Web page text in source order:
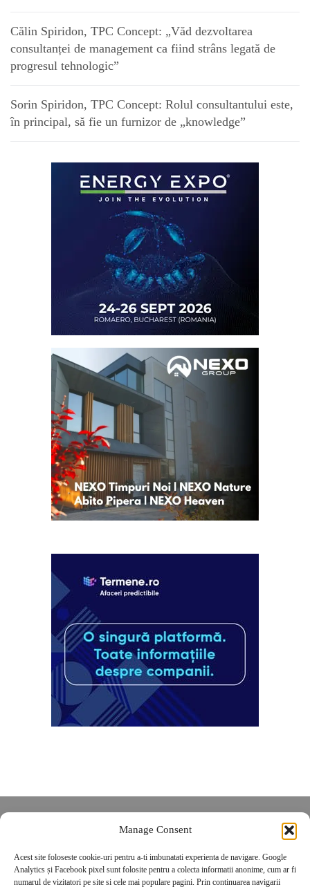
Manage Consent
Acest site foloseste cookie-uri pentru a-ti imbunatati experienta de navigare. Google
Analytics și Facebook pixel sunt folosite pentru a colecta informatii anonime, cum ar fi
numarul de vizitatori pe site si cele mai populare pagini. Prin continuarea navigarii
Călin Spiridon, TPC Concept: „Văd dezvoltarea
consultanței de management ca fiind strâns legată de
progresul tehnologic”
Sorin Spiridon, TPC Concept: Rolul consultantului este,
în principal, să fie un furnizor de „knowledge”
POLITICĂ DE CONFIDENȚIALITATE
Politica de cookies